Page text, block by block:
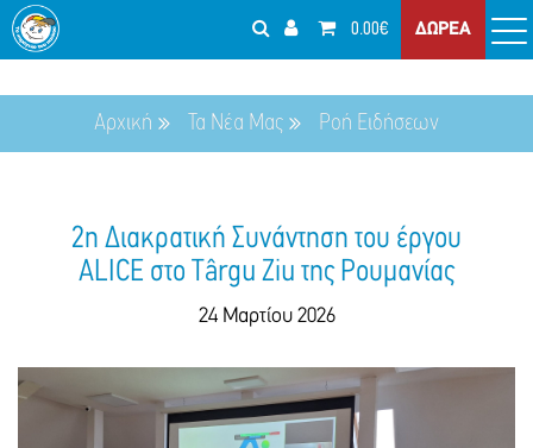
0.00€ ΔΩΡΕΑ
Αρχική Τα Νέα Μας Ροή Ειδήσεων
2η Διακρατική Συνάντηση του έργου
ALICE στο Târgu Ziu της Ρουμανίας
24 Μαρτίου 2026